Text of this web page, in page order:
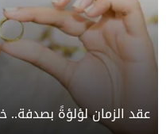
عقد الزمان لؤلؤةً